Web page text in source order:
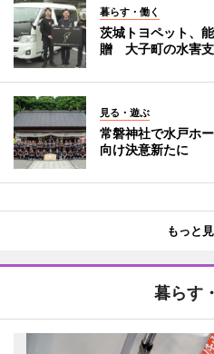
暮らす・働く
茨城トヨペット、
贈 大子町の水害
見る・遊ぶ
常磐神社で水戸ホ
向け決意新たに
もっと
暮らす